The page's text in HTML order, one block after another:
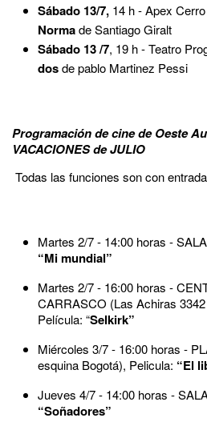
Sábado 13/7, 14 h - Apex
Normade Santiago Giralt
Sábado 13 /7, 19 h - Teatro
dosde pablo
Programación de cine de Oeste
VACACIONES de JULIO
Todas las funciones son con
Martes 2/7 - 14:00 horas -
“Mi mundial”
Martes 2/7 - 16:00 horas -
CARRASCO (Las Achiras
Película: “Selkirk”
Miércoles 3/7 - 16:00 horas -
esquina Bogotá), Pelicula: “El
Jueves 4/7 - 14:00 horas -
“Soñadores”